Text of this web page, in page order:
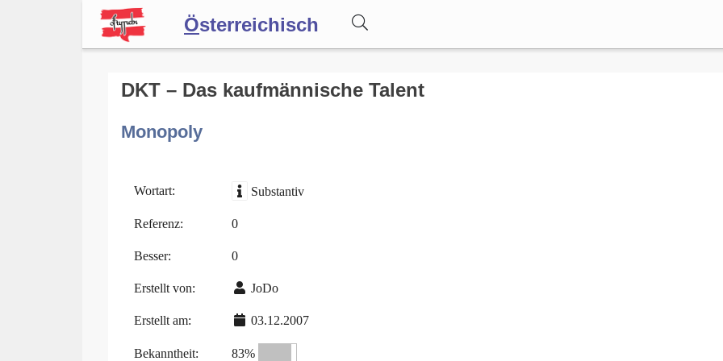
Österreichisch
Forum
Blog
DKT – Das kaufmännische Talent
Monopoly
Wortart: Substantiv
Referenz: 0
Besser: 0
Erstellt von: JoDo
Erstellt am: 03.12.2007
Bekanntheit: 83%